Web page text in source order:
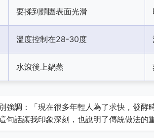
要揉到麵團表面光滑
溫度控制在28-30度
水滾後上鍋蒸
強調：「現在很多年輕人為了求快，發
句話讓我印象深刻，也說明了傳統做法的